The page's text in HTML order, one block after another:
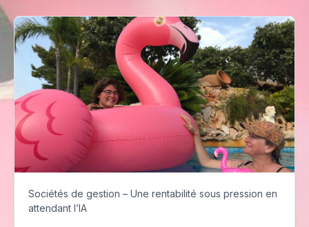
Sociétés de gestion – Une rentabilité sous pression en
attendant l’IA